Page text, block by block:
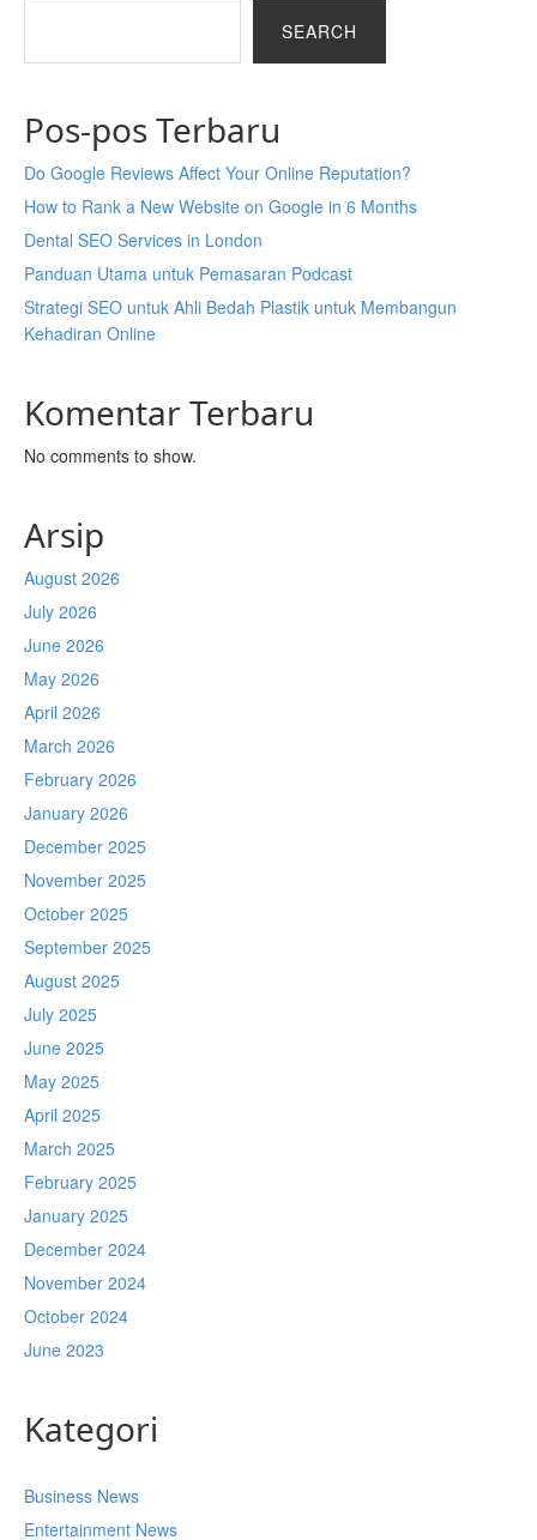
SEARCH
Pos-pos Terbaru
Do Google Reviews Affect Your Online Reputation?
How to Rank a New Website on Google in 6 Months
Dental SEO Services in London
Panduan Utama untuk Pemasaran Podcast
Strategi SEO untuk Ahli Bedah Plastik untuk Membangun
Kehadiran Online
Komentar Terbaru
No comments to show.
Arsip
August 2026
July 2026
June 2026
May 2026
April 2026
March 2026
February 2026
January 2026
December 2025
November 2025
October 2025
September 2025
August 2025
July 2025
June 2025
May 2025
April 2025
March 2025
February 2025
January 2025
December 2024
November 2024
October 2024
June 2023
Kategori
Business News
Entertainment News